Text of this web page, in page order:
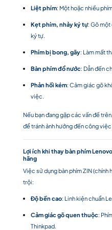
Liệt phím: Một hoặc nhiều
Kẹt phím, nhảy ký tự: Gõ một
ký tự.
Phím bị bong, gãy: Làm mất
Bàn phím đổ nước: Dẫn đến
Phản hồi kém: Cảm giác gõ
việc.
Nếu bạn đang gặp các vấn đề
để tránh ảnh hưởng đến công
Lợi ích khi thay bàn phím
hãng
Việc sử dụng bàn phím ZIN (chính
trội:
Độ bền cao: Linh kiện chuẩn
Cảm giác gõ quen thuộc:
Thinkpad.